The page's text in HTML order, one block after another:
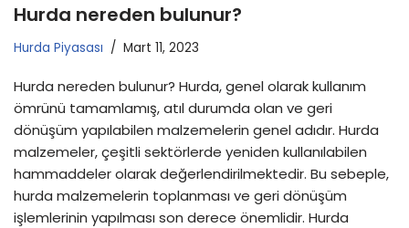
Hurda nereden bulunur?
Hurda Piyasası Mart 11, 2023
Hurda nereden bulunur? Hurda, genel olarak kullanım
ömrünü tamamlamış, atıl durumda olan ve geri
dönüşüm yapılabilen malzemelerin genel adıdır. Hurda
malzemeler, çeşitli sektörlerde yeniden kullanılabilen
hammaddeler olarak değerlendirilmektedir. Bu sebeple,
hurda malzemelerin toplanması ve geri dönüşüm
işlemlerinin yapılması son derece önemlidir. Hurda